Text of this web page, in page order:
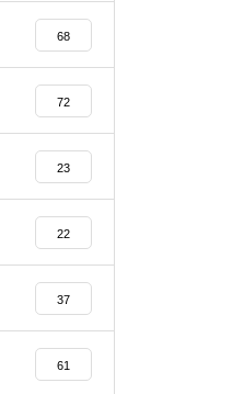
68
72
23
22
37
61